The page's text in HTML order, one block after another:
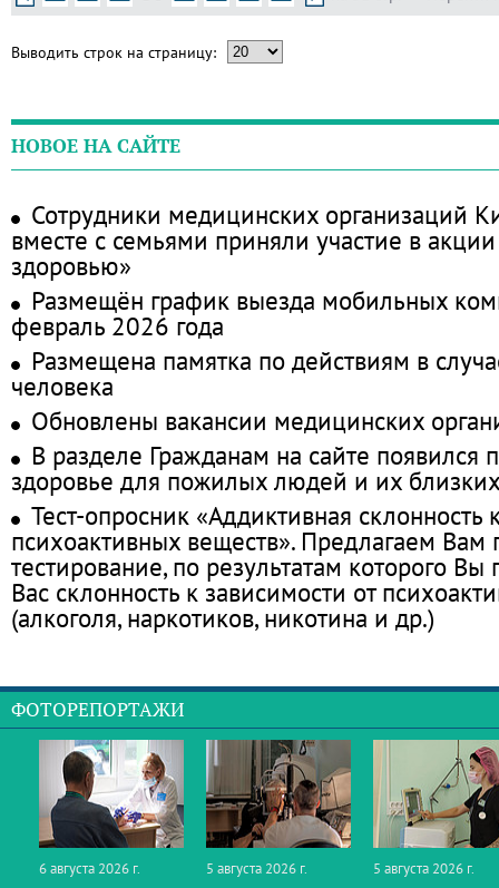
Выводить строк на страницу:
НОВОЕ НА САЙТЕ
Сотрудники медицинских организаций
вместе с семьями приняли участие в
здоровью»
Размещён график выезда мобильных
февраль 2026 года
Размещена памятка по действиям в
человека
Обновлены вакансии медицинских
В разделе Гражданам на сайте появился
здоровье для пожилых людей и их
Тест-опросник «Аддиктивная склонность
психоактивных веществ». Предлагаем
тестирование, по результатам которого Вы
Вас склонность к зависимости от
(алкоголя, наркотиков, никотина и др.)
ФОТОРЕПОРТАЖИ
6 августа 2026 г.
5 августа 2026 г.
5 августа 2026 г.